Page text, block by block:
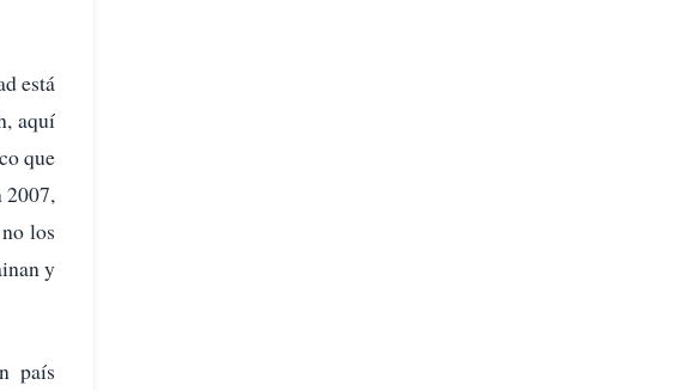
está
aquí
que
2007,
los
y
país